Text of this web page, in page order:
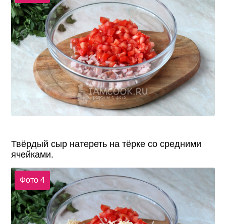
Твёрдый сыр натереть на тёрке со средними
ячейками.
Фото 4